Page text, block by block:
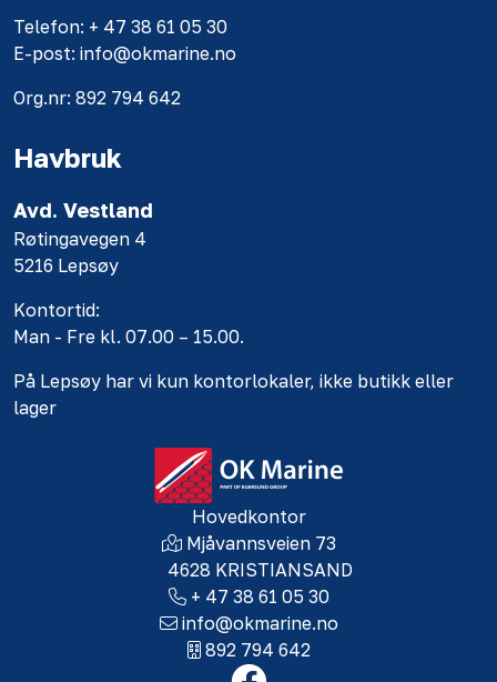
Telefon: + 47 38 61 05 30
E-post: info@okmarine.no
Org.nr: 892 794 642
Havbruk
Avd. Vestland
Røtingavegen 4
5216 Lepsøy
Kontortid:
Man - Fre kl. 07.00 – 15.00.
På Lepsøy har vi kun kontorlokaler, ikke butikk eller
lager
Hovedkontor
Mjåvannsveien 73
4628 KRISTIANSAND
+ 47 38 61 05 30
info@okmarine.no
892 794 642